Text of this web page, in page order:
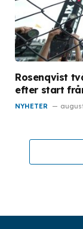
Rosenqvist
efter start
NYHETER